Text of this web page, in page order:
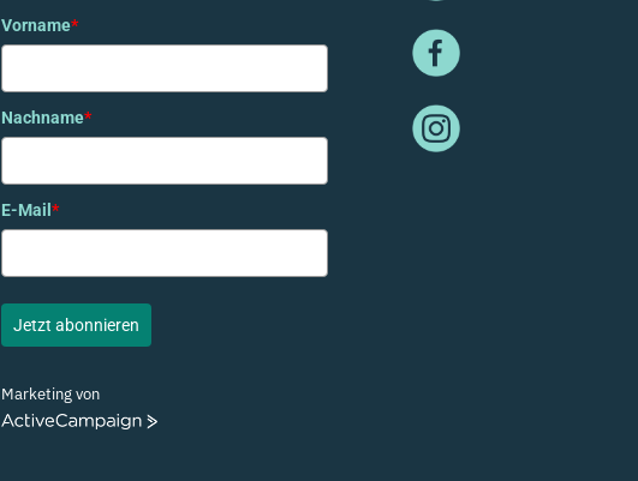
Vorname*
Nachname*
E-Mail*
Jetzt abonnieren
Marketing von
ActiveCampaign